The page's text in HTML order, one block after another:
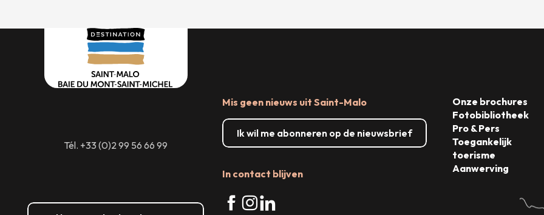
Tél. +33 (0)2 99 56 66 99
Mis geen nieuws uit Saint-Malo
Ik wil me abonneren op de nieuwsbrief
In contact blijven
Onze brochures
Fotobibliotheek
Pro & Pers
Toegankelijk
toerisme
Aanwerving